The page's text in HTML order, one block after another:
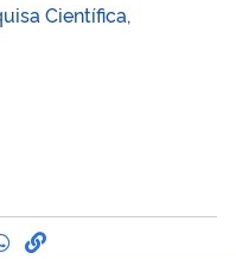
Científica,
por Facebook
por Twitter
por
Compartilhe por
link para Copiar